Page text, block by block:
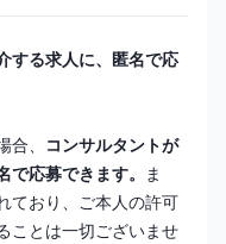
する求人に、匿名で応
、
コンサルタントが
応募できます。 ま
ており、ご本人の許可
ことは一切ございませ